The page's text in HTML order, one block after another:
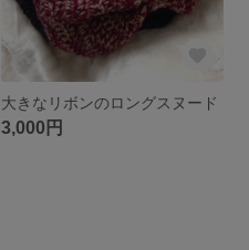
大きなリボンのロングスヌード
3,000円